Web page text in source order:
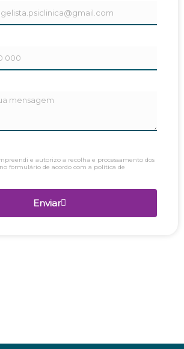
e autorizo a recolha e processamento dos
formulário de acordo com a política de
Enviar